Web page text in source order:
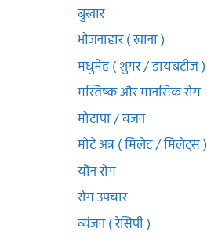
बुखार
भोजनाहार ( खाना )
मधुमेह ( शुगर / डायबटीज )
मस्तिष्क और मानसिक रोग
मोटापा / वजन
मोटे अन्न ( मिलेट / मिलेट्स )
यौन रोग
रोग उपचार
व्यंजन ( रेसिपी )